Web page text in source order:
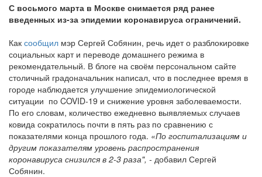
С восьмого марта в Москве снимается ряд ранее
введенных из-за эпидемии коронавируса ограничений.
Как сообщил мэр Сергей Собянин, речь идет о разблокировке
социальных карт и переводе домашнего режима в
рекомендательный. В блоге на своём персональном сайте
столичный градоначальник написал, что в последнее время в
городе наблюдается улучшение эпидемиологической
ситуации по COVID-19 и снижение уровня заболеваемости.
По его словам, количество ежедневно выявляемых случаев
ковида сократилось почти в пять раз по сравнению с
показателями конца прошлого года. «По госпитализациям и
другим показателям уровень распространения
коронавируса снизился в 2-3 раза", - добавил Сергей
Собянин.